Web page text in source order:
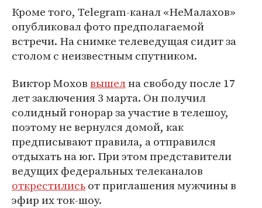
Кроме того, Telegram-канал «НеМалахов»
опубликовал фото предполагаемой
встречи. На снимке телеведущая сидит за
столом с неизвестным спутником.
Виктор Моховвышелна свободу после 17
лет заключения 3 марта. Он получил
солидный гонорар за участие в телешоу,
поэтому не вернулся домой, как
предписывают правила, а отправился
отдыхать на юг. При этом представители
ведущих федеральных телеканалов
открестилисьот приглашения мужчины в
эфир их ток-шоу.